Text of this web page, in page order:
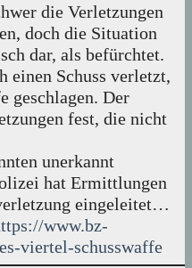
die Verletzungen
doch die Situation
dar, als befürchtet.
einen Schuss verletzt,
geschlagen. Der
fest, die nicht
unerkannt
hat Ermittlungen
eingeleitet…
www.bz-
viertel-schusswaffe